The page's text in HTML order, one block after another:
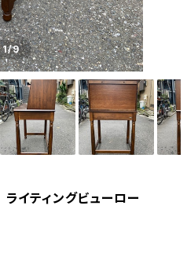
1/9
ティングビューロー